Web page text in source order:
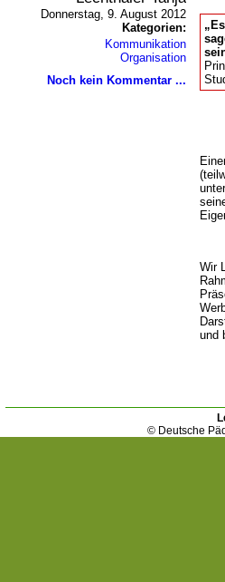
Donnerstag, 9. August 2012
Kategorien:
Kommunikation
Organisation
Noch kein Kommentar ...
Es
Wir
und
© Deutsche